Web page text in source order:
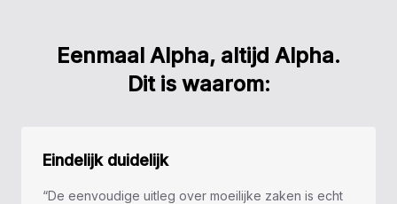
Eenmaal Alpha, altijd Alpha.
Dit is waarom:
Eindelijk duidelijk
“De eenvoudige uitleg over moeilijke zaken is echt